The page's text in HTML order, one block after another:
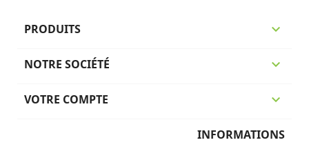
PRODUITS 
NOTRE SOCIÉTÉ 
VOTRE COMPTE 
INFORMATIONS